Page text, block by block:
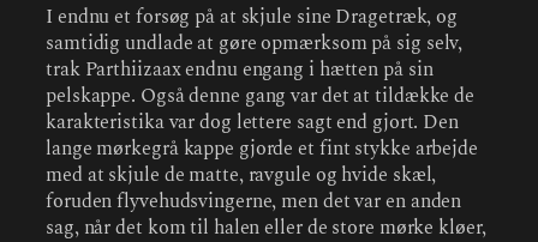
I endnu et forsøg på at skjule sine Dragetræk, og
samtidig undlade at gøre opmærksom på sig selv,
trak Parthiizaax endnu engang i hætten på sin
pelskappe. Også denne gang var det at tildække de
karakteristika var dog lettere sagt end gjort. Den
lange mørkegrå kappe gjorde et fint stykke arbejde
med at skjule de matte, ravgule og hvide skæl,
foruden flyvehudsvingerne, men det var en anden
sag, når det kom til halen eller de store mørke kløer,